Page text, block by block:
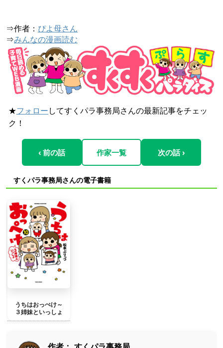
⇒作者： ぴよ母さん
⇒みんなの漫画読む
★フォロー してすくパラ事務局さんの最新記事をチェッ
ク！
‹ 前の話 作家一覧 次の話 ›
すくパラ事務局さんの電子書籍
うちはおっぺけ～
３姉妹といっしょ